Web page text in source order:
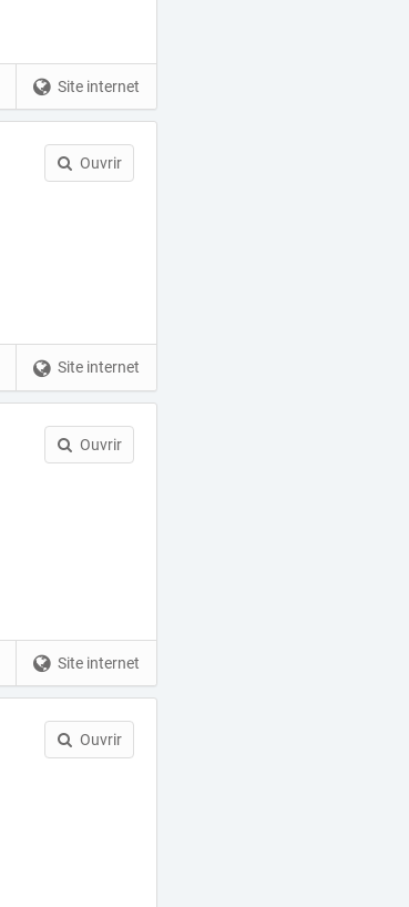
Site internet
Ouvrir
Site internet
Ouvrir
Site internet
Ouvrir